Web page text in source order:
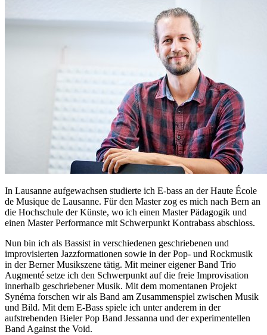
In Lausanne aufgewachsen studierte ich E-bass an der Haute École
de Musique de Lausanne. Für den Master zog es mich nach Bern an
die Hochschule der Künste, wo ich einen Master Pädagogik und
einen Master Performance mit Schwerpunkt Kontrabass abschloss.
Nun bin ich als Bassist in verschiedenen geschriebenen und
improvisierten Jazzformationen sowie in der Pop- und Rockmusik
in der Berner Musikszene tätig. Mit meiner eigener Band Trio
Augmenté setze ich den Schwerpunkt auf die freie Improvisation
innerhalb geschriebener Musik. Mit dem momentanen Projekt
Synéma forschen wir als Band am Zusammenspiel zwischen Musik
und Bild. Mit dem E-Bass spiele ich unter anderem in der
aufstrebenden Bieler Pop Band Jessanna und der experimentellen
Band Against the Void.